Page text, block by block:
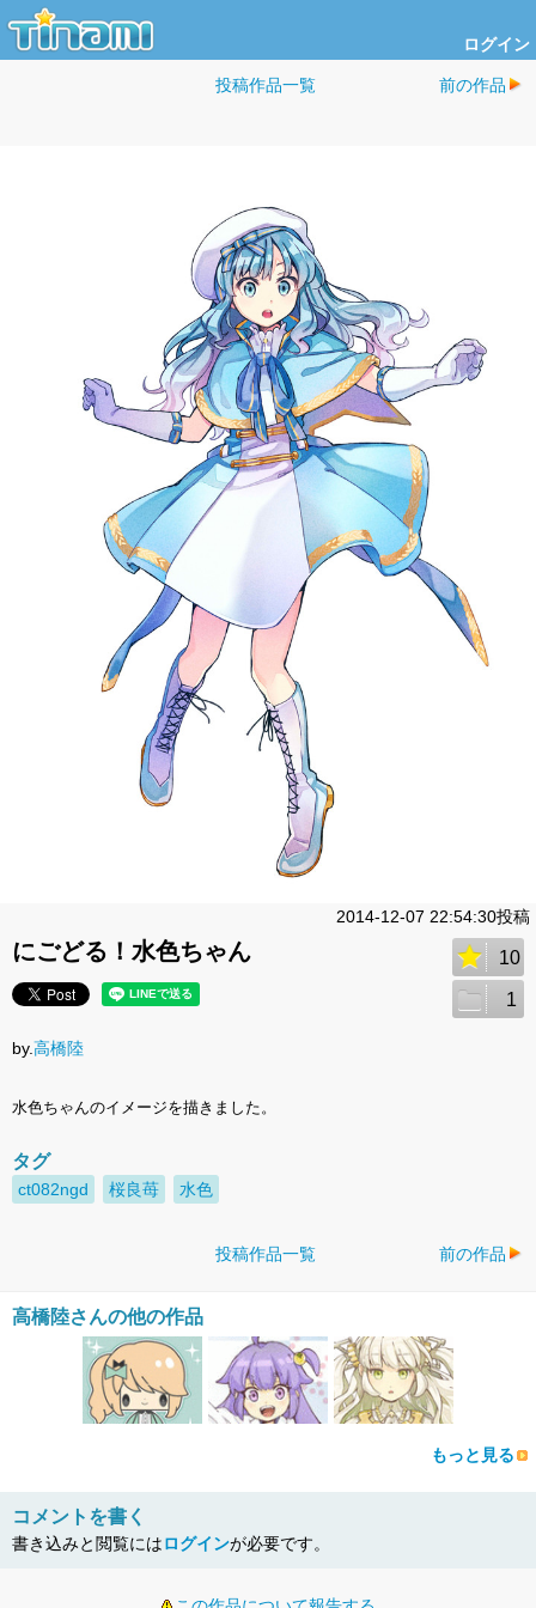
ログイン
投稿作品一覧 前の作品
2014-12-07 22:54:30投稿
にごどる！水色ちゃん 10
1
by.高橋陸
水色ちゃんのイメージを描きました。
タグ
ct082ngd 桜良苺 水色
投稿作品一覧 前の作品
高橋陸さんの他の作品
もっと見る
コメントを書く
書き込みと閲覧にはログインが必要です。